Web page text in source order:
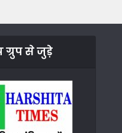
ग्रुप से जुड़े